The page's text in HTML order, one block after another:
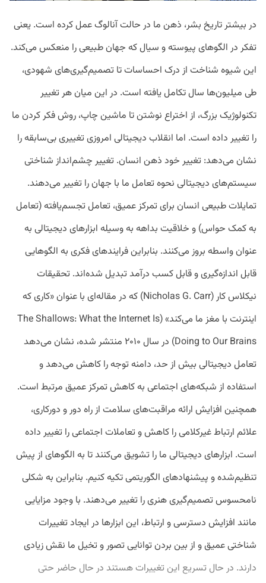
در بیشتر تاریخ بشر، ذهن ما در حالت آنالوگ عمل کرده است. یعنی
تفکر در الگوهای پیوسته و سیال که جهان طبیعی را منعکس می‌کند.
این شیوه شناخت از درک احساسات تا تصمیم‌گیری‌های شهودی،
طی میلیون‌ها سال تکامل یافته است. در این میان هر تغییر
تکنولوژیک بزرگ، از اختراع نوشتن تا ماشین چاپ، روش فکر کردن ما
را تغییر داده است. اما انقلاب دیجیتالی امروزی تغییری بی‌سابقه را
نشان می‌دهد: تغییر خود ذهن انسان. تغییر چشم‌انداز شناختی
سیستم‌های دیجیتالی نحوه تعامل ما با جهان را تغییر می‌دهند.
تمایلات طبیعی انسان برای تمرکز عمیق، تعامل تجسم‌یافته (تعامل
به کمک حواس) و خلاقیت بداهه به وسیله ابزارهای دیجیتالی به‌
عنوان واسطه بروز می‌کنند. بنابراین فرایندهای فکری به الگوهایی
قابل اندازه‌گیری و قابل کسب درآمد تبدیل شده‌اند. تحقیقات
نیکلاس کار (Nicholas G. Carr) که در مقاله‌ای با عنوان «کاری که
اینترنت با مغز ما می‌کند» (The Shallows: What the Internet Is
Doing to Our Brains) در سال ۲۰۱۰ منتشر شده، نشان می‌دهد
تعامل دیجیتالی بیش از حد، دامنه توجه را کاهش می‌دهد و
استفاده از شبکه‌های اجتماعی به کاهش تمرکز عمیق مرتبط است.
همچنین افزایش ارائه مراقبت‌های سلامت از راه دور و دورکاری،
علائم ارتباط غیرکلامی را کاهش و تعاملات اجتماعی را تغییر داده
است. ابزارهای دیجیتالی ما را تشویق می‌کنند تا به الگوهای از پیش
تنظیم‌شده و پیشنهادهای الگوریتمی تکیه کنیم. بنابراین به شکلی
نامحسوس تصمیم‌گیری هنری را تغییر می‌دهند. با وجود مزایایی
مانند افزایش دسترسی و ارتباط، این ابزارها در ایجاد تغییرات
شناختی عمیق و از بین بردن توانایی تصور و تخیل ما نقش زیادی
دارند. در حال تسریع این تغییرات هستند در حال حاضر حتی